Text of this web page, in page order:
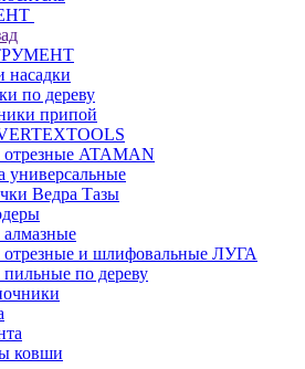
насадки
по дереву
припой
отрезные ATAMAN
универсальные
Ведра Тазы
отрезные и шлифовальные ЛУГА
по дереву
ковши